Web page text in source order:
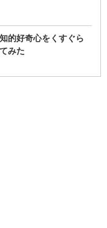
的好奇心をくすぐら
みた